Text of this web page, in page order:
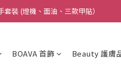
門優惠🌟低至85折
裝 (燈機、面油、三款甲貼）
BOAVA 首飾 Beauty 護膚